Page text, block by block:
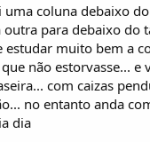
uma coluna debaixo
outra para debaixo do
estudar muito bem a
não estorvasse... e
com caizas
no entanto anda
dia